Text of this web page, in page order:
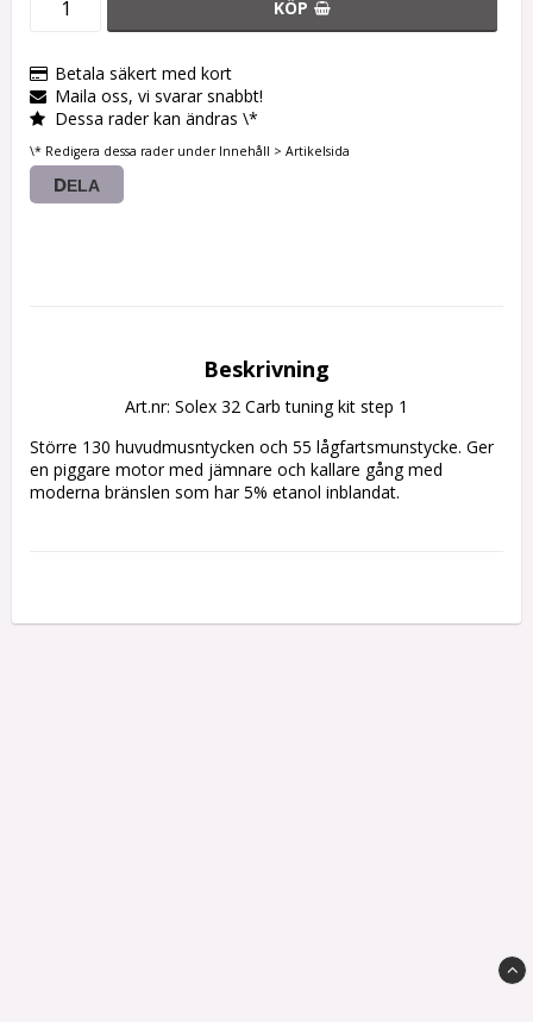
KÖP
Betala säkert med kort
Maila oss, vi svarar snabbt!
Dessa rader kan ändras \*
\* Redigera dessa rader under Innehåll > Artikelsida
DELA
Beskrivning
Art.nr: Solex 32 Carb tuning kit step 1
Större 130 huvudmusntycken och 55 lågfartsmunstycke. Ger
en piggare motor med jämnare och kallare gång med
moderna bränslen som har 5% etanol inblandat.